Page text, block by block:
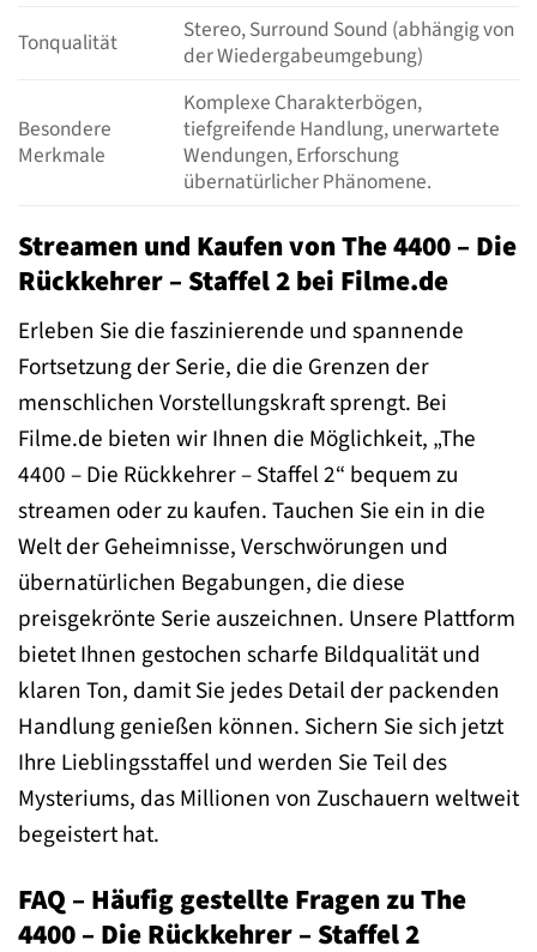
Tonqualität
Stereo, Surround Sound (abhängig von
der Wiedergabeumgebung)
Besondere
Merkmale
Komplexe Charakterbögen,
tiefgreifende Handlung, unerwartete
Wendungen, Erforschung
übernatürlicher Phänomene.
Streamen und Kaufen von The 4400 – Die
Rückkehrer – Staffel 2 bei Filme.de
Erleben Sie die faszinierende und spannende
Fortsetzung der Serie, die die Grenzen der
menschlichen Vorstellungskraft sprengt. Bei
Filme.de bieten wir Ihnen die Möglichkeit, „The
4400 – Die Rückkehrer – Staffel 2“ bequem zu
streamen oder zu kaufen. Tauchen Sie ein in die
Welt der Geheimnisse, Verschwörungen und
übernatürlichen Begabungen, die diese
preisgekrönte Serie auszeichnen. Unsere Plattform
bietet Ihnen gestochen scharfe Bildqualität und
klaren Ton, damit Sie jedes Detail der packenden
Handlung genießen können. Sichern Sie sich jetzt
Ihre Lieblingsstaffel und werden Sie Teil des
Mysteriums, das Millionen von Zuschauern weltweit
begeistert hat.
FAQ – Häufig gestellte Fragen zu The
4400 – Die Rückkehrer – Staffel 2